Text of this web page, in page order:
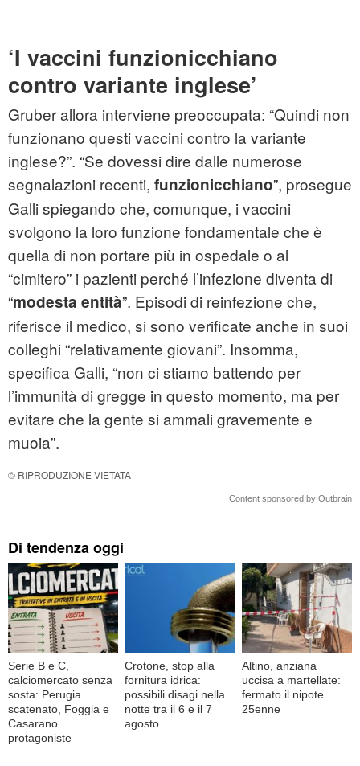
‘I vaccini funzionicchiano
contro variante inglese’
Gruber allora interviene preoccupata: “Quindi non
funzionano questi vaccini contro la variante
inglese?”. “Se dovessi dire dalle numerose
segnalazioni recenti, funzionicchiano”, prosegue
Galli spiegando che, comunque, i vaccini
svolgono la loro funzione fondamentale che è
quella di non portare più in ospedale o al
“cimitero” i pazienti perché l’infezione diventa di
“modesta entità”. Episodi di reinfezione che,
riferisce il medico, si sono verificate anche in suoi
colleghi “relativamente giovani”. Insomma,
specifica Galli, “non ci stiamo battendo per
l’immunità di gregge in questo momento, ma per
evitare che la gente si ammali gravemente e
muoia”.
© RIPRODUZIONE VIETATA
Content sponsored by Outbrain
Di tendenza oggi
Serie B e C,
calciomercato senza
sosta: Perugia
scatenato, Foggia e
Casarano
protagoniste
Crotone, stop alla
fornitura idrica:
possibili disagi nella
notte tra il 6 e il 7
agosto
Altino, anziana
uccisa a martellate:
fermato il nipote
25enne